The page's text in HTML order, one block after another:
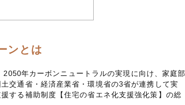
ンとは
2050年カーボンニュートラルの実現に向け、家庭部
交通省・経済産業省・環境省の3省が連携して実
する補助制度【住宅の省エネ化支援強化策】の総